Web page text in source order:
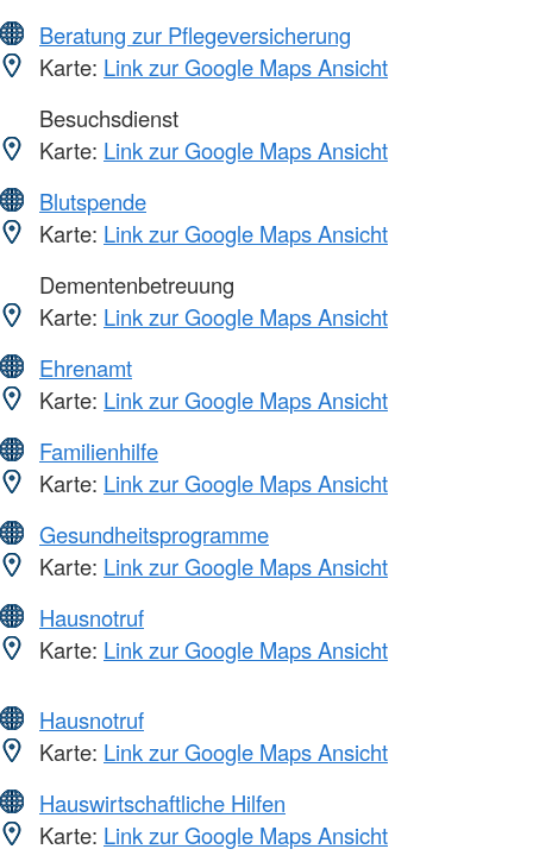
Beratung zur Pflegeversicherung
Karte: Link zur Google Maps Ansicht
Besuchsdienst
Karte: Link zur Google Maps Ansicht
Blutspende
Karte: Link zur Google Maps Ansicht
Dementenbetreuung
Karte: Link zur Google Maps Ansicht
Ehrenamt
Karte: Link zur Google Maps Ansicht
Familienhilfe
Karte: Link zur Google Maps Ansicht
Gesundheitsprogramme
Karte: Link zur Google Maps Ansicht
Hausnotruf
Karte: Link zur Google Maps Ansicht
Hausnotruf
Karte: Link zur Google Maps Ansicht
Hauswirtschaftliche Hilfen
Karte: Link zur Google Maps Ansicht